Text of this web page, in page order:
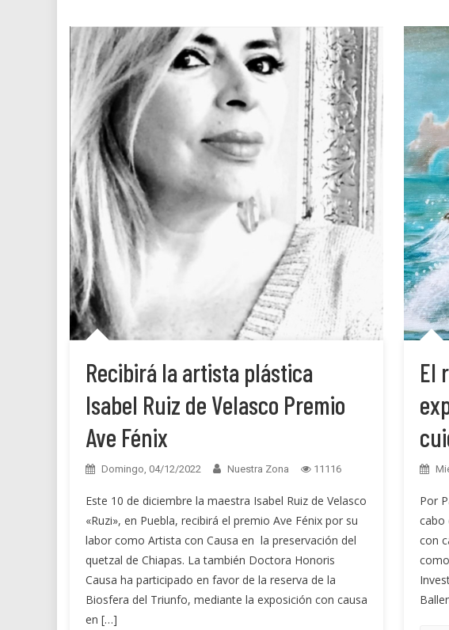
Recibirá la artista plástica
Isabel Ruiz de Velasco Premio
Ave Fénix
Domingo, 04/12/2022 Nuestra Zona 11116
Este 10 de diciembre la maestra Isabel Ruiz de Velasco
«Ruzi», en Puebla, recibirá el premio Ave Fénix por su
labor como Artista con Causa en la preservación del
quetzal de Chiapas. La también Doctora Honoris
Causa ha participado en favor de la reserva de la
Biosfera del Triunfo, mediante la exposición con causa
en […]
El
Por
cabo
con